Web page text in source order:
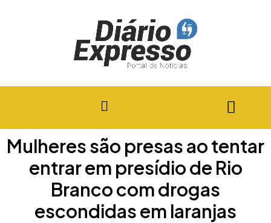
Mulheres são presas ao tentar
entrar em presídio de Rio
Branco com drogas
escondidas em laranjas